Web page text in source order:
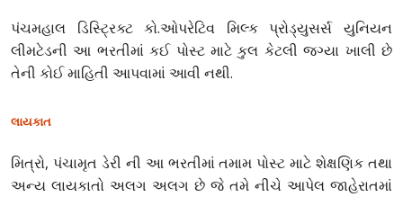
પંચમહાલ ડિસ્ટ્રિક્ટ કો.ઓપરેટિવ મિલ્ક પ્રોડ્યુસર્સ યુનિયન
લીમટેડની આ ભરતીમાં કઈ પોસ્ટ માટે કુલ કેટલી જગ્યા ખાલી છે
તેની કોઈ માહિતી આપવામાં આવી નથી.
લાયકાત
મિત્રો, પંચામૃત ડેરી ની આ ભરતીમાં તમામ પોસ્ટ માટે શેક્ષણિક તથા
અન્ય લાયકાતો અલગ અલગ છે જે તમે નીચે આપેલ જાહેરાતમાં